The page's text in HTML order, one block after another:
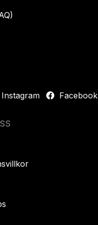
Instagram Facebook